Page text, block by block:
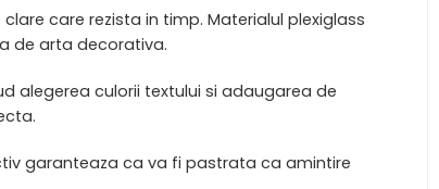
care rezista in timp. Materialul plexiglass
de arta decorativa.
alegerea culorii textului si adaugarea de
garanteaza ca va fi pastrata ca amintire